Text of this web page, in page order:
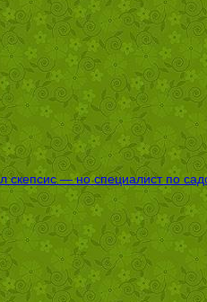
— но специалист по